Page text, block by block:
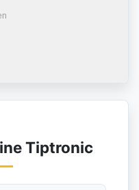
Tiptronic